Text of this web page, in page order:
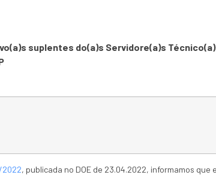
suplentes do(a)s Servidore(a)s
2022, publicada no DOE de 23.04.2022, informamos